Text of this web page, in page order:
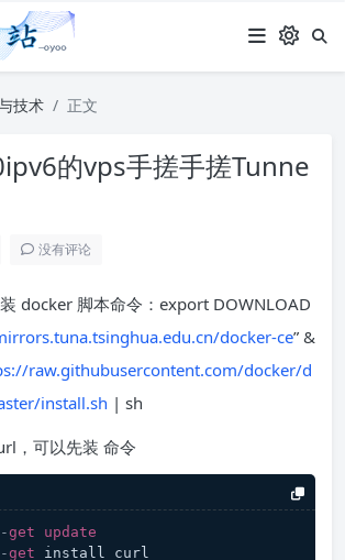
技术 正文
的vps手搓手搓Tunne
没有评论
docker 脚本命令：export DOWNLOAD
docker-ce” &
raw.githubusercontent.com/docker/d
install.sh | sh
，可以先装 命令
-get
update
-get install curl